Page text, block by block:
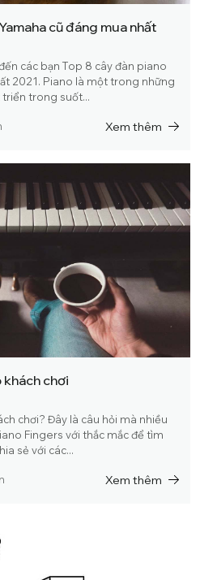
cũ đáng mua nhất
các bạn Top 8 cây đàn piano
2021. Piano là một trong những
triển trong suốt...
Xem thêm
khách chơi
chơi? Đây là câu hỏi mà nhiều
Fingers với thắc mắc để tìm
sẻ với các...
Xem thêm